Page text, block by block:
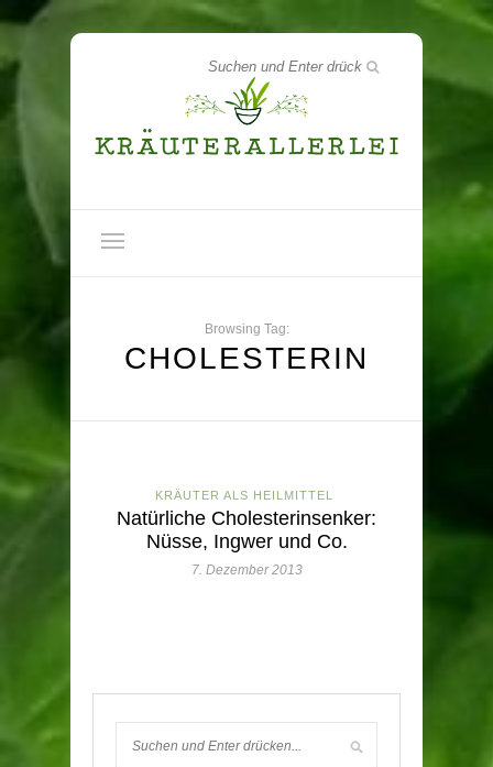
Browsing Tag:
CHOLESTERIN
KRÄUTER ALS HEILMITTEL
Natürliche Cholesterinsenker:
Nüsse, Ingwer und Co.
7. Dezember 2013